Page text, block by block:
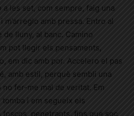
les set, com sempre, faig una
amb pressa. Entro al
de lluny, al banc. Camino
pot llegir els pensaments,
em dic amb por. Accelero el pas
amb estil, perquè sembli una
fer-me mal de veritat. Em
tomba i em segueix els
foscos, penetrants, fins que soc